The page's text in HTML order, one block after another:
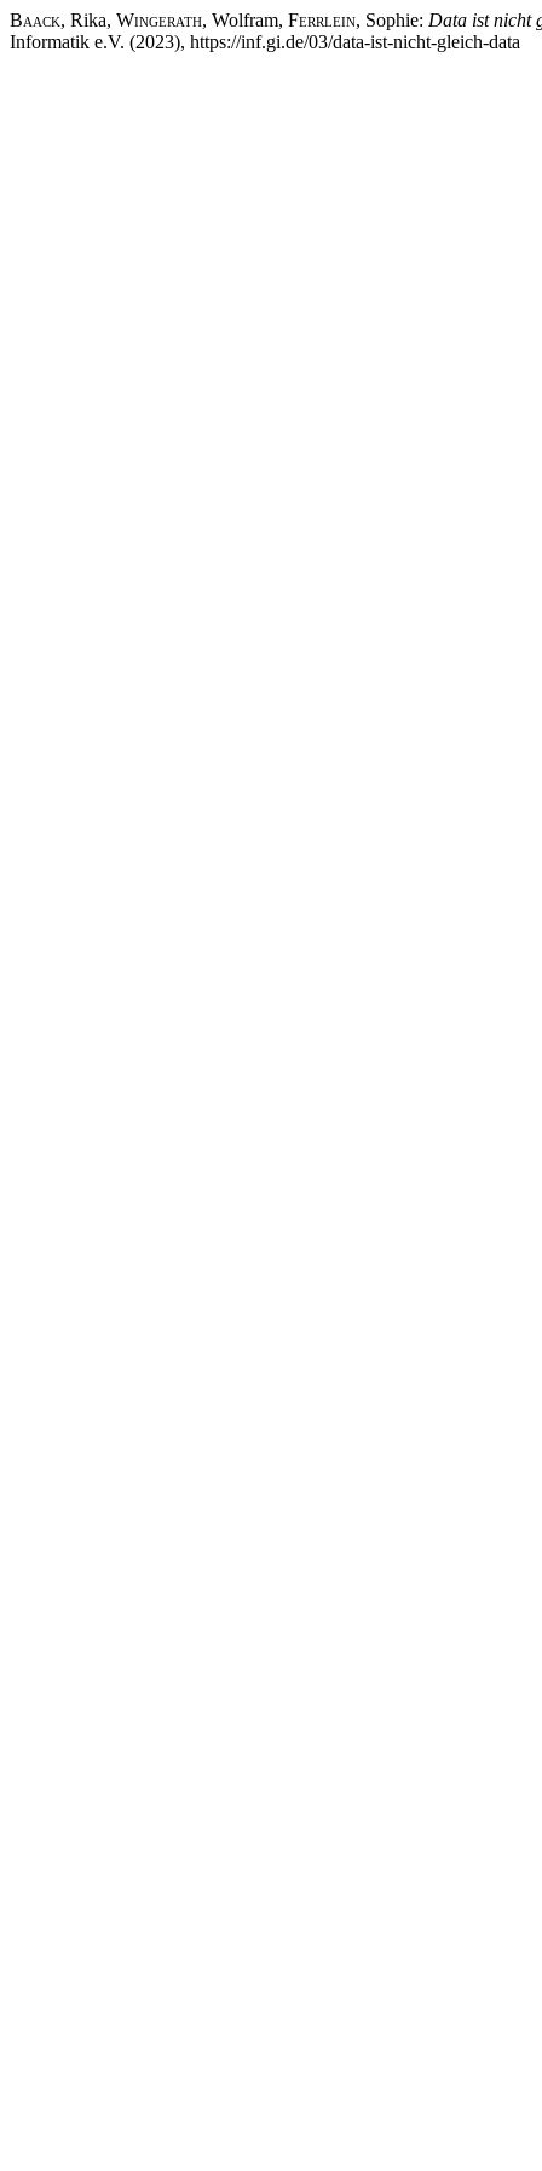
Baack, Rika, Wingerath, Wolfram, Ferrlein, Sophie: Data ist nicht
Informatik e.V. (2023), https://inf.gi.de/03/data-ist-nicht-gleich-data